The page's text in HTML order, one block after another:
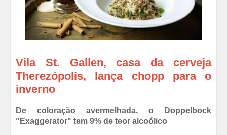
Vila St. Gallen, casa da cerveja
Therezópolis, lança chopp para o
inverno
De coloração avermelhada, o Doppelbock
"Exaggerator" tem 9% de teor alcoólico